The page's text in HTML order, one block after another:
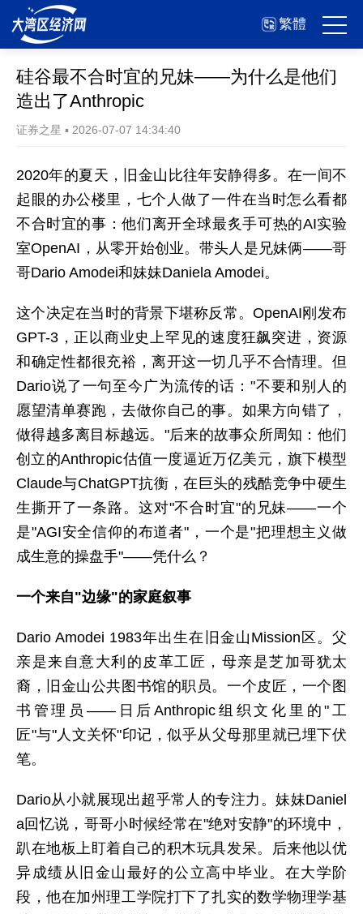
繁體
硅谷最不合时宜的兄妹——为什么是他们
造出了Anthropic
证券之星 ▪ 2026-07-07 14:34:40
2020年的夏天，旧金山比往年安静得多。在一间不
起眼的办公楼里，七个人做了一件在当时怎么看都
不合时宜的事：他们离开全球最炙手可热的AI实验
室OpenAI，从零开始创业。带头人是兄妹俩——哥
哥Dario Amodei和妹妹Daniela Amodei。
这个决定在当时的背景下堪称反常。OpenAI刚发布
GPT-3，正以商业史上罕见的速度狂飙突进，资源
和确定性都很充裕，离开这一切几乎不合情理。但
Dario说了一句至今广为流传的话："不要和别人的
愿望清单赛跑，去做你自己的事。如果方向错了，
做得越多离目标越远。"后来的故事众所周知：他们
创立的Anthropic估值一度逼近万亿美元，旗下模型
Claude与ChatGPT抗衡，在巨头的残酷竞争中硬生
生撕开了一条路。这对"不合时宜"的兄妹——一个
是"AGI安全信仰的布道者"，一个是"把理想主义做
成生意的操盘手"——凭什么？
一个来自"边缘"的家庭叙事
Dario Amodei 1983年出生在旧金山Mission区。父
亲是来自意大利的皮革工匠，母亲是芝加哥犹太
裔，旧金山公共图书馆的职员。一个皮匠，一个图
书管理员——日后Anthropic组织文化里的"工
匠"与"人文关怀"印记，似乎从父母那里就已埋下伏
笔。
Dario从小就展现出超乎常人的专注力。妹妹Daniel
a回忆说，哥哥小时候经常在"绝对安静"的环境中，
趴在地板上盯着自己的积木玩具发呆。后来他以优
异成绩从旧金山最好的公立高中毕业。在大学阶
段，他在加州理工学院打下了扎实的数学物理学基